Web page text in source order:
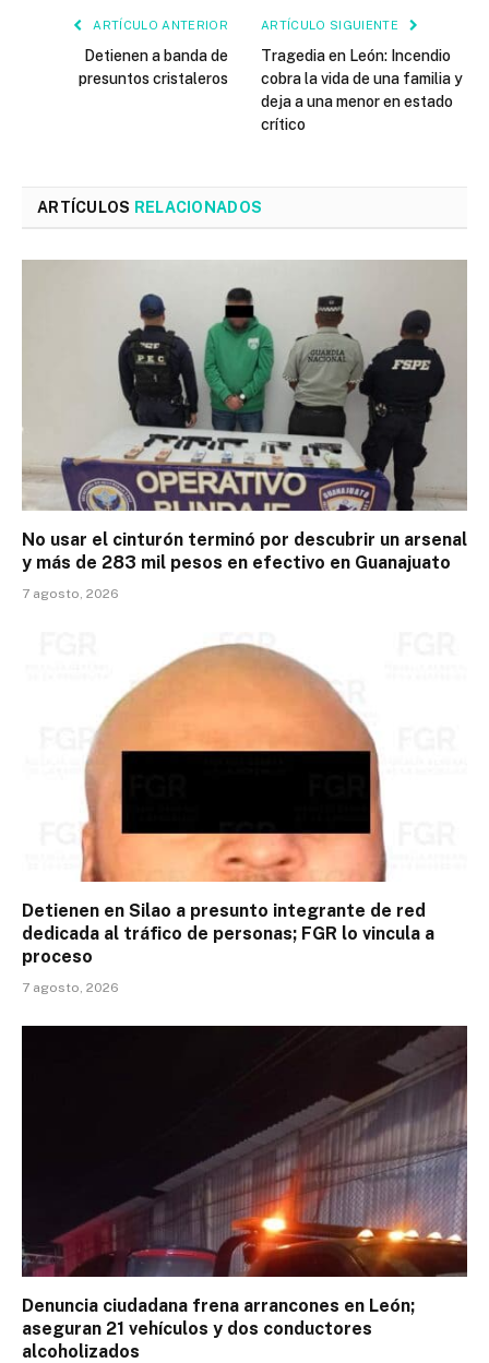
ARTÍCULO ANTERIOR
Detienen a banda de
presuntos cristaleros
ARTÍCULO SIGUIENTE
Tragedia en León: Incendio
cobra la vida de una familia y
deja a una menor en estado
crítico
ARTÍCULOS RELACIONADOS
No usar el cinturón terminó por descubrir un arsenal
y más de 283 mil pesos en efectivo en Guanajuato
7 agosto, 2026
Detienen en Silao a presunto integrante de red
dedicada al tráfico de personas; FGR lo vincula a
proceso
7 agosto, 2026
Denuncia ciudadana frena arrancones en León;
aseguran 21 vehículos y dos conductores
alcoholizados